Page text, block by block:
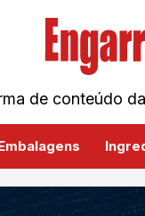
de conteúdo da